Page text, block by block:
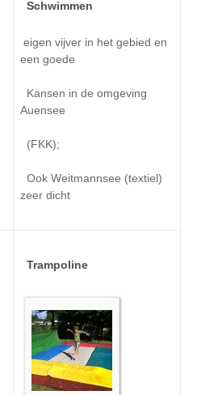
Schwimmen
eigen vijver in het gebied en
een goede
Kansen in de omgeving
Auensee
(FKK);
Ook Weitmannsee (textiel)
zeer dicht
Trampoline